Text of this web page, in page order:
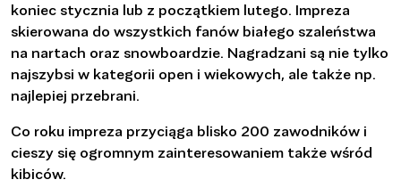
koniec stycznia lub z początkiem lutego. Impreza
skierowana do wszystkich fanów białego szaleństwa
na nartach oraz snowboardzie. Nagradzani są nie tylko
najszybsi w kategorii open i wiekowych, ale także np.
najlepiej przebrani.
Co roku impreza przyciąga blisko 200 zawodników i
cieszy się ogromnym zainteresowaniem także wśród
kibiców.